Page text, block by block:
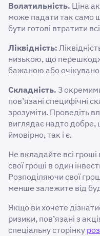
Волатильність. Ціна
може падати так само
бути готові втратити
Ліквідність:
низькою, що
бажаною або
Складність. З
пов’язані специфічні
зрозуміти. Проведіть
виглядає надто
ймовірно, так і є.
Не вкладайте всі
свої гроші в один
Розподіляючи свої
менше залежите від
Якщо ви хочете
ризики, пов’язані з
спеціальну сторінку